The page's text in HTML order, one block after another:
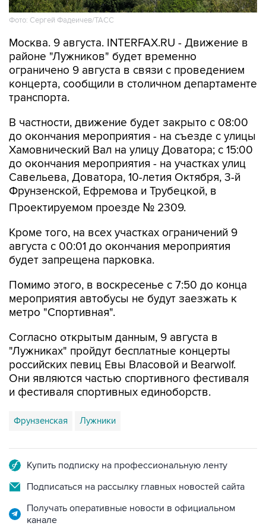
Фото: Сергей Фадеичев/ТАСС
Москва. 9 августа. INTERFAX.RU - Движение в
районе "Лужников" будет временно
ограничено 9 августа в связи с проведением
концерта, сообщили в столичном департаменте
транспорта.
В частности, движение будет закрыто с 08:00
до окончания мероприятия - на съезде с улицы
Хамовнический Вал на улицу Доватора; с 15:00
до окончания мероприятия - на участках улиц
Савельева, Доватора, 10-летия Октября, 3-й
Фрунзенской, Ефремова и Трубецкой, в
Проектируемом проезде № 2309.
Кроме того, на всех участках ограничений 9
августа с 00:01 до окончания мероприятия
будет запрещена парковка.
Помимо этого, в воскресенье с 7:50 до конца
мероприятия автобусы не будут заезжать к
метро "Спортивная".
Согласно открытым данным, 9 августа в
"Лужниках" пройдут бесплатные концерты
российских певиц Евы Власовой и Bearwolf.
Они являются частью спортивного фестиваля
и фестиваля спортивных единоборств.
Фрунзенская Лужники
Купить подписку на профессиональную ленту
Подписаться на рассылку главных новостей сайта
Получать оперативные новости в официальном
канале